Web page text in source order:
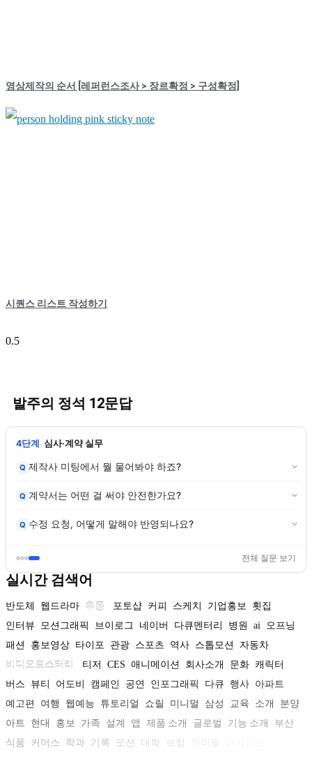
영상제작의 순서 [레퍼런스조사 > 장르확정 > 구성확정]
시퀀스 리스트 작성하기
발주의 정석 12문답
4단계 심사·계약 실무
Q 제작사 미팅에서 뭘 물어봐야 하죠?
Q 계약서는 어떤 걸 써야 안전한가요?
Q 수정 요청, 어떻게 말해야 반영되나요?
전체 질문 보기
실시간 검색어
반도체 웹드라마 휴롬 포토샵 커피 스케치 기업홍보
횟집
인터뷰
모션그래픽 브이로그 네이버 다큐멘터리 병원 ai 오프닝
패션
홍보영상 타이포 관광 스포츠 역사 스톱모션
자동차
비디오로스터리
티저 CES 애니메이션 회사소개 문화 캐릭터
버스
뷰티 어도비 캠페인 공연 인포그래픽 다큐 행사 아파트
예고편
여행 웹예능 튜토리얼 쇼릴 미니멀 삼성 교육 소개
분양
아트
현대 홍보 가족 설계 앱 제품 소개 글로벌 기능 소개
부산
식품
커머스 학과 기록 모션 대학 보험